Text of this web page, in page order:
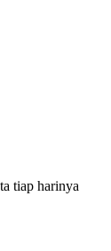
tiap harinya